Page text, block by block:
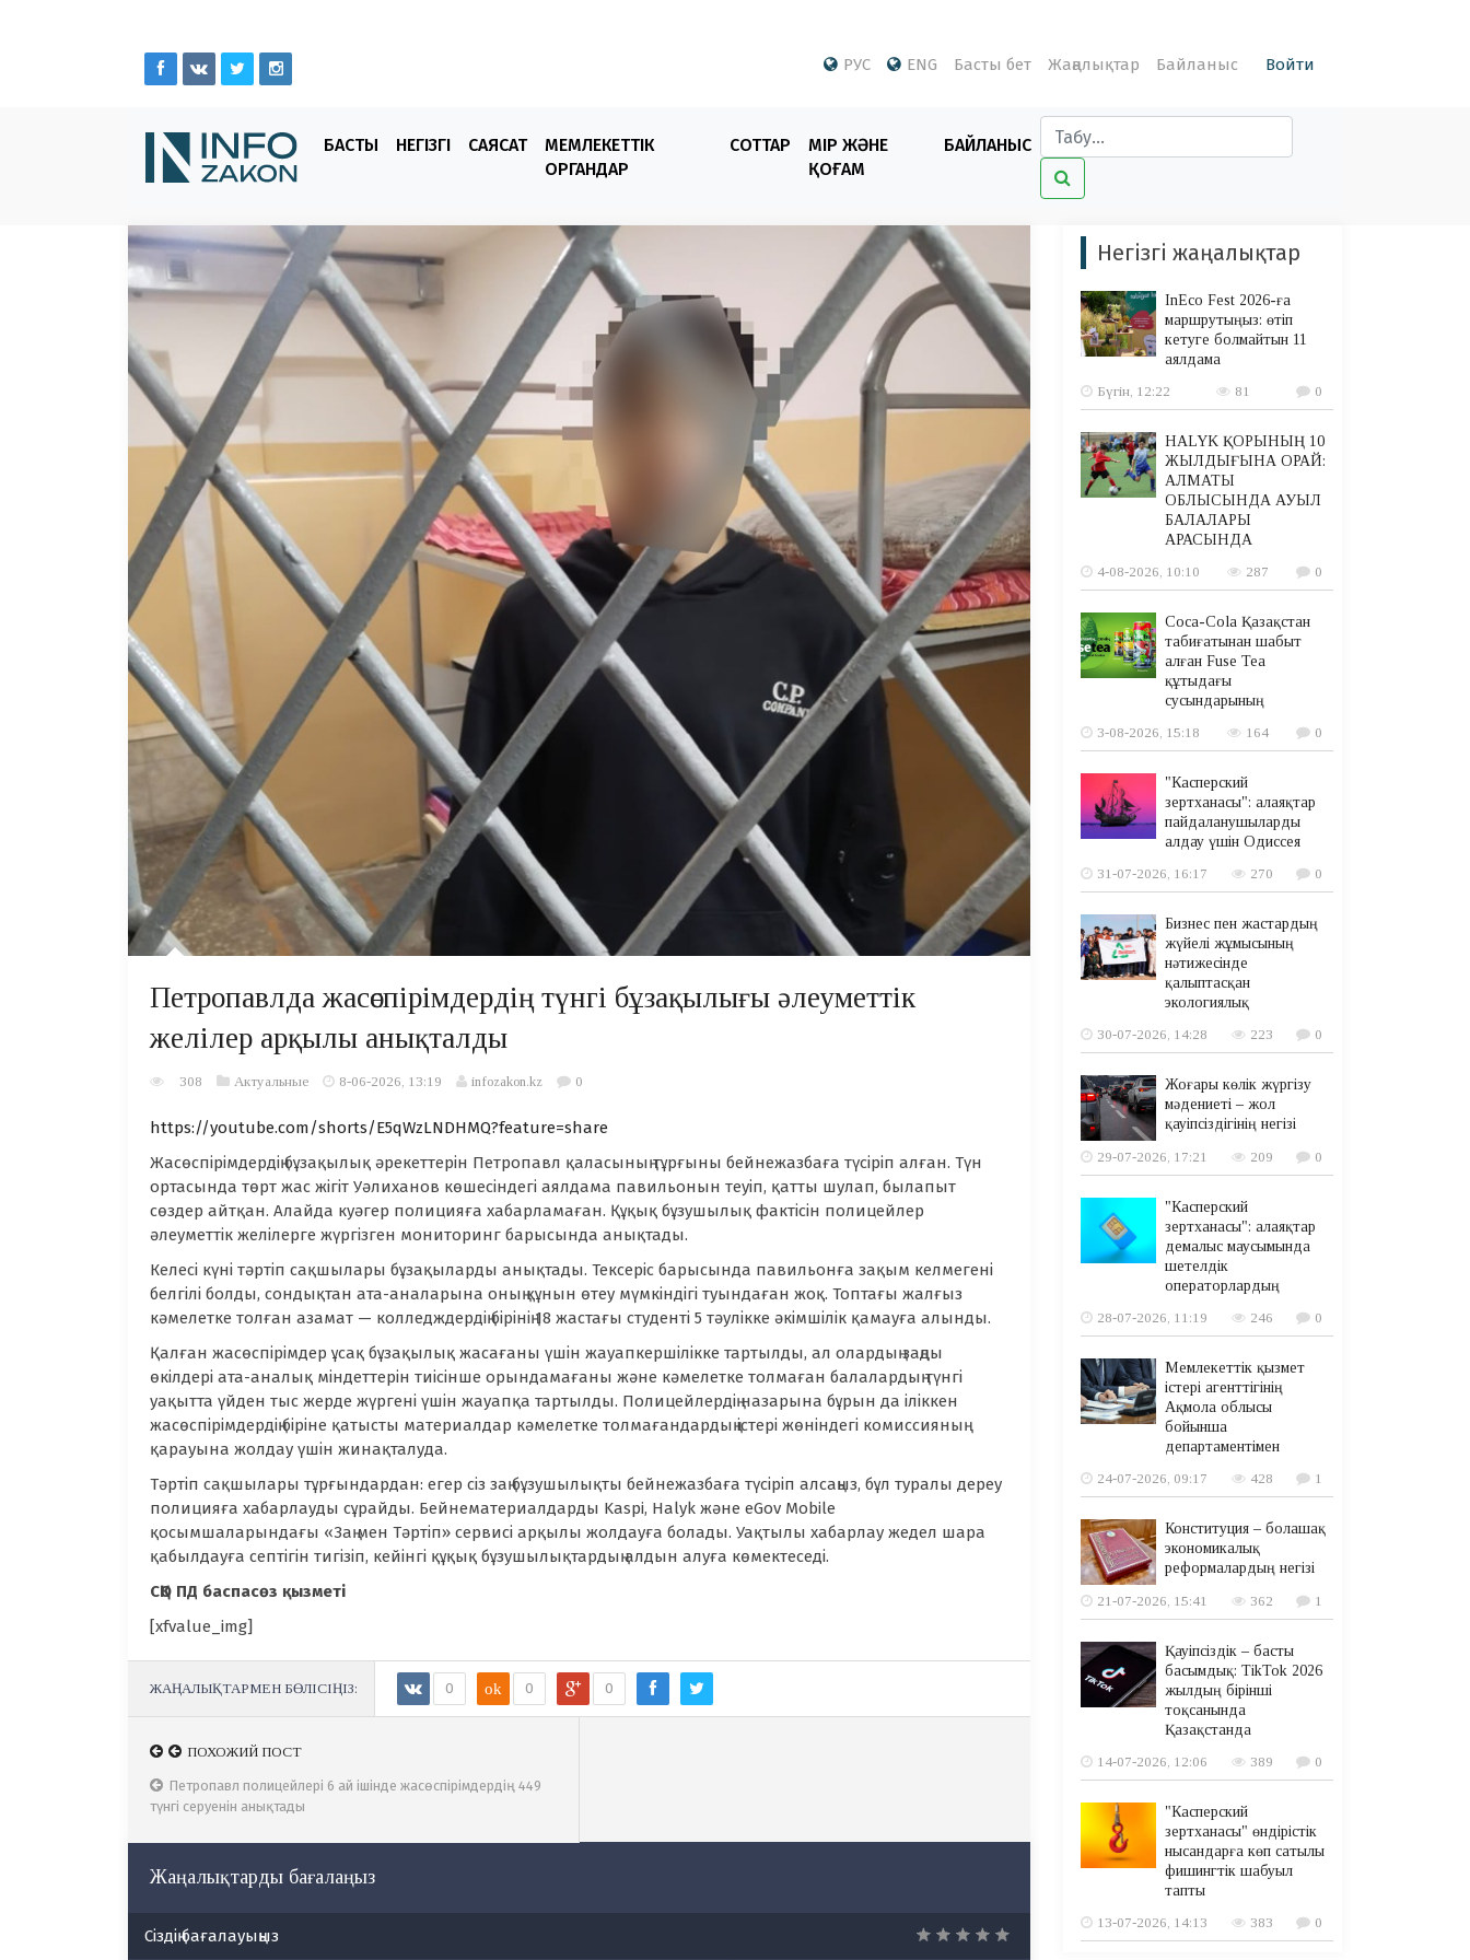
РУС ENG Басты бет Жаңалықтар Байланыс Войти
БАСТЫ НЕГІЗГІ САЯСАТ
МЕМЛЕКЕТТІК
ОРГАНДАР
СОТТАР
ӨМІР ЖӘНЕ
ҚОҒАМ
БАЙЛАНЫС
Петропавлда жасөспірімдердің түнгі бұзақылығы әлеуметтік
желілер арқылы анықталды
308 Актуальные 8-06-2026, 13:19 infozakon.kz 0
https://youtube.com/shorts/E5qWzLNDHMQ?feature=share
Жасөспірімдердің бұзақылық әрекеттерін Петропавл қаласының тұрғыны бейнежазбаға түсіріп алған. Түн
ортасында төрт жас жігіт Уәлиханов көшесіндегі аялдама павильонын теуіп, қатты шулап, былапыт
сөздер айтқан. Алайда куәгер полицияға хабарламаған. Құқық бұзушылық фактісін полицейлер
әлеуметтік желілерге жүргізген мониторинг барысында анықтады.
Келесі күні тәртіп сақшылары бұзақыларды анықтады. Тексеріс барысында павильонға зақым келмегені
белгілі болды, сондықтан ата-аналарына оның құнын өтеу мүмкіндігі туындаған жоқ. Топтағы жалғыз
кәмелетке толған азамат — колледждердің бірінің 18 жастағы студенті 5 тәулікке әкімшілік қамауға алынды.
Қалған жасөспірімдер ұсақ бұзақылық жасағаны үшін жауапкершілікке тартылды, ал олардың заңды
өкілдері ата-аналық міндеттерін тиісінше орындамағаны және кәмелетке толмаған балалардың түнгі
уақытта үйден тыс жерде жүргені үшін жауапқа тартылды. Полицейлердің назарына бұрын да іліккен
жасөспірімдердің біріне қатысты материалдар кәмелетке толмағандардың істері жөніндегі комиссияның
қарауына жолдау үшін жинақталуда.
Тәртіп сақшылары тұрғындардан: егер сіз заң бұзушылықты бейнежазбаға түсіріп алсаңыз, бұл туралы дереу
полицияға хабарлауды сұрайды. Бейнематериалдарды Kaspi, Halyk және eGov Mobile
қосымшаларындағы «Заң мен Тәртіп» сервисі арқылы жолдауға болады. Уақтылы хабарлау жедел шара
қабылдауға септігін тигізіп, кейінгі құқық бұзушылықтардың алдын алуға көмектеседі.
СҚО ПД баспасөз қызметі
[xfvalue_img]
ЖАҢАЛЫҚТАРМЕН БӨЛІСІҢІЗ: 0 ok 0 0
ПОХОЖИЙ ПОСТ
«Түнгі қаладағы балалар» жедел профилактикалық іс
шарасы: елордалық полицейлер 160 жуық құқық
ПОХОЖИЙ ПОСТ
Петропавл полицейлері 6 ай ішінде жасөспірімдердің 449
түнгі серуенін анықтады
Жаңалықтарды бағалаңыз
Сіздің бағалауыңыз
Негізгі жаңалықтар
InEco Fest 2026-ға
маршрутыңыз: өтіп
кетуге болмайтын 11
аялдама
Бүгін, 12:22
81 0
HALYK ҚОРЫНЫҢ 10
ЖЫЛДЫҒЫНА ОРАЙ:
АЛМАТЫ
ОБЛЫСЫНДА АУЫЛ
БАЛАЛАРЫ
АРАСЫНДА
4-08-2026, 10:10
287 0
Coca-Cola Қазақстан
табиғатынан шабыт
алған Fuse Tea
құтыдағы
сусындарының
3-08-2026, 15:18
164 0
"Касперский
зертханасы": алаяқтар
пайдаланушыларды
алдау үшін Одиссея
31-07-2026, 16:17
270 0
Бизнес пен жастардың
жүйелі жұмысының
нәтижесінде
қалыптасқан
экологиялық
30-07-2026, 14:28
223 0
Жоғары көлік жүргізу
мәдениеті – жол
қауіпсіздігінің негізі
29-07-2026, 17:21
209 0
"Касперский
зертханасы": алаяқтар
демалыс маусымында
шетелдік
операторлардың
28-07-2026, 11:19
246 0
Мемлекеттік қызмет
істері агенттігінің
Ақмола облысы
бойынша
департаментімен
24-07-2026, 09:17
428 1
Конституция – болашақ
экономикалық
реформалардың негізі
21-07-2026, 15:41
362 1
Қауіпсіздік – басты
басымдық: TikTok 2026
жылдың бірінші
тоқсанында
Қазақстанда
14-07-2026, 12:06
389 0
"Касперский
зертханасы" өндірістік
нысандарға көп сатылы
фишингтік шабуыл
тапты
13-07-2026, 14:13
383 0